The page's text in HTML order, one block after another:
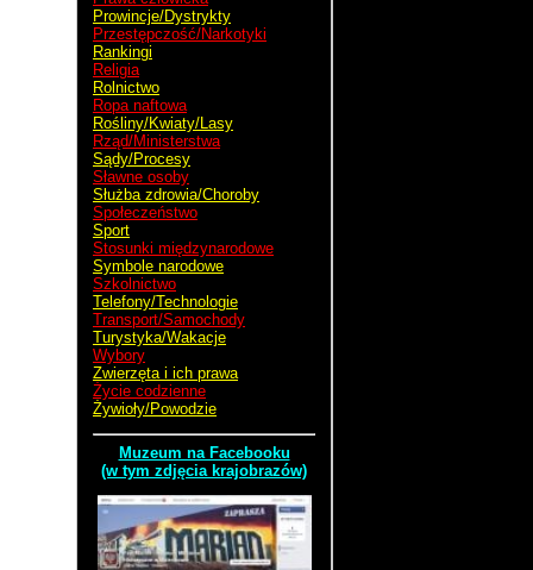
Prowincje/Dystrykty
Przestępczość/Narkotyki
Rankingi
Religia
Rolnictwo
Ropa naftowa
Rośliny/Kwiaty/Lasy
Rząd/Ministerstwa
Sądy/Procesy
Sławne osoby
Służba zdrowia/Choroby
Społeczeństwo
Sport
Stosunki międzynarodowe
Symbole narodowe
Szkolnictwo
Telefony/Technologie
Transport/Samochody
Turystyka/Wakacje
Wybory
Zwierzęta i ich prawa
Życie codzienne
Żywioły/Powodzie
Muzeum na Facebooku
(w tym zdjęcia krajobrazów)